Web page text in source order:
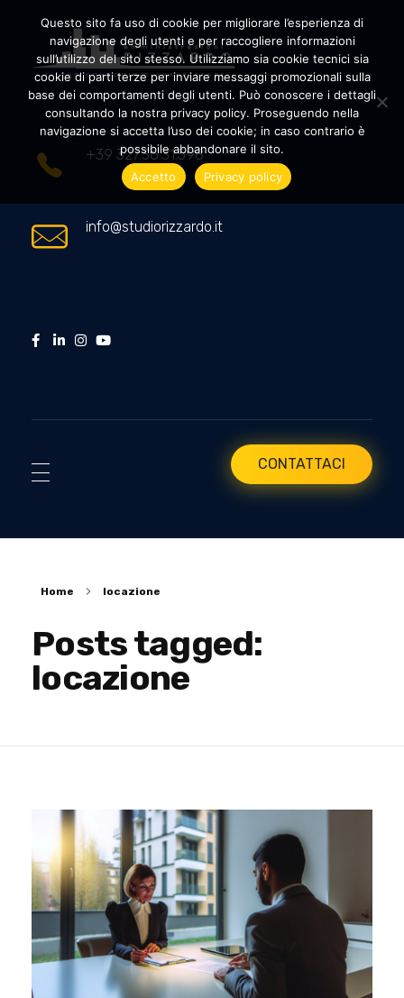
Amministrazioni Rizzardo
+39 327.36.31.598
info@studiorizzardo.it
CONTATTACI
Home locazione
Posts tagged:
locazione
Questo sito fa uso di cookie per migliorare l’esperienza di
navigazione degli utenti e per raccogliere informazioni
sull’utilizzo del sito stesso. Utilizziamo sia cookie tecnici sia
cookie di parti terze per inviare messaggi promozionali sulla
base dei comportamenti degli utenti. Può conoscere i dettagli
consultando la nostra privacy policy. Proseguendo nella
navigazione si accetta l’uso dei cookie; in caso contrario è
possibile abbandonare il sito.
Accetto
Privacy policy